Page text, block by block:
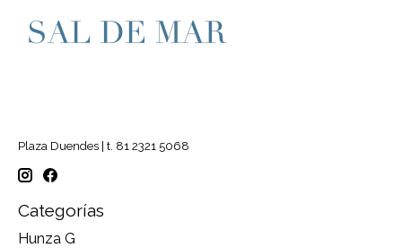
Plaza Duendes | t. 81 2321 5068
Categorías
Hunza G